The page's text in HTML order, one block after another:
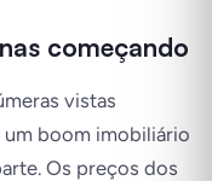
começando
vistas
um boom imobiliário
Os preços dos